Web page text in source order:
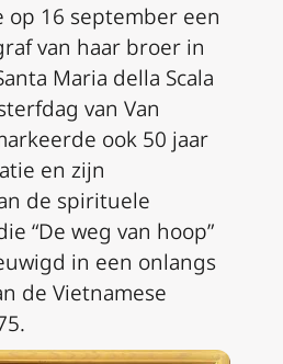
op 16 september een
van haar broer in
Maria della Scala
van Van
ook 50 jaar
en zijn
de spirituele
“De weg van hoop”
in een onlangs
de Vietnamese